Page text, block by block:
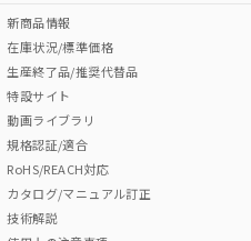
新商品情報
在庫状況/標準価格
生産終了品/推奨代替品
特設サイト
動画ライブラリ
規格認証/適合
RoHS/REACH対応
カタログ/マニュアル訂正
技術解説